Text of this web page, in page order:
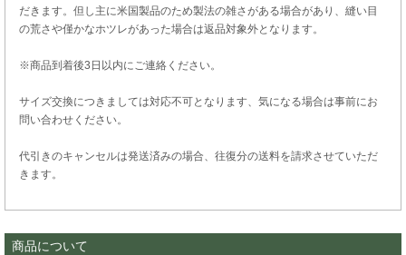
だきます。但し主に米国製品のため製法の雑さがある場合があり、縫い目
の荒さや僅かなホツレがあった場合は返品対象外となります。
※商品到着後3日以内にご連絡ください。
サイズ交換につきましては対応不可となります、気になる場合は事前にお
問い合わせください。
代引きのキャンセルは発送済みの場合、往復分の送料を請求させていただ
きます。
商品について